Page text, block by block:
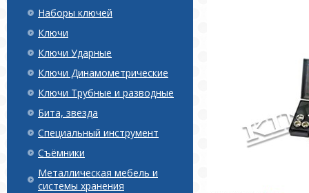
Наборы ключей
Ключи
Ключи Ударные
Ключи Динамометрические
Ключи Трубные и разводные
Бита, звезда
Специальный инструмент
Съёмники
Металлическая мебель и
системы хранения